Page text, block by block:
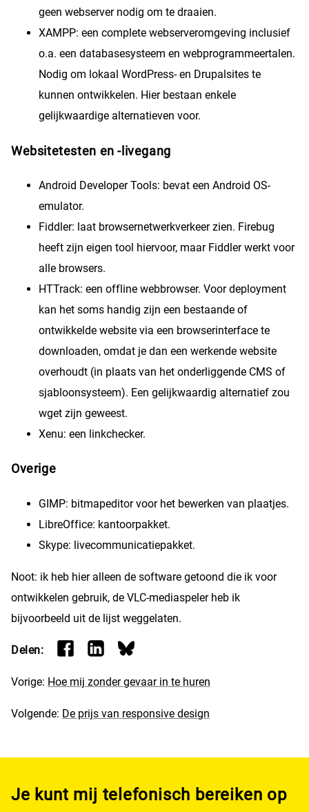
geen webserver nodig om te draaien.
XAMPP: een complete webserveromgeving inclusief
o.a. een databasesysteem en webprogrammeertalen.
Nodig om lokaal WordPress- en Drupalsites te
kunnen ontwikkelen. Hier bestaan enkele
gelijkwaardige alternatieven voor.
Websitetesten en -livegang
Android Developer Tools: bevat een Android OS-
emulator.
Fiddler: laat browsernetwerkverkeer zien. Firebug
heeft zijn eigen tool hiervoor, maar Fiddler werkt voor
alle browsers.
HTTrack: een offline webbrowser. Voor deployment
kan het soms handig zijn een bestaande of
ontwikkelde website via een browserinterface te
downloaden, omdat je dan een werkende website
overhoudt (in plaats van het onderliggende CMS of
sjabloonsysteem). Een gelijkwaardig alternatief zou
wget zijn geweest.
Xenu: een linkchecker.
Overige
GIMP: bitmapeditor voor het bewerken van plaatjes.
LibreOffice: kantoorpakket.
Skype: livecommunicatiepakket.
Noot: ik heb hier alleen de software getoond die ik voor
ontwikkelen gebruik, de VLC-mediaspeler heb ik
bijvoorbeeld uit de lijst weggelaten.
Delen:
Vorige: Hoe mij zonder gevaar in te huren
Volgende: De prijs van responsive design
Je kunt mij telefonisch bereiken op